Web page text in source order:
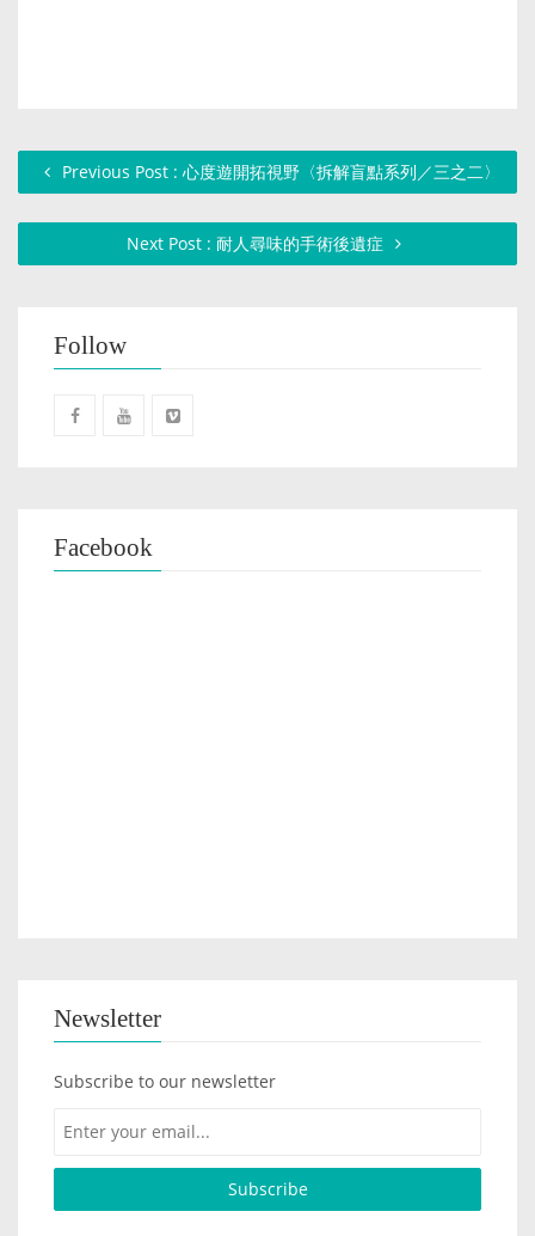
Previous Post : 心度遊開拓視野〈拆解盲點系列／三之二〉
Next Post : 耐人尋味的手術後遺症
Follow
Facebook
Newsletter
Subscribe to our newsletter